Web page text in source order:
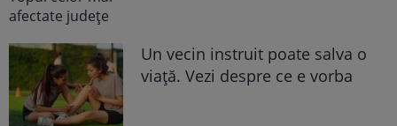
Un vecin instruit poate salva o
viață. Vezi despre ce e vorba